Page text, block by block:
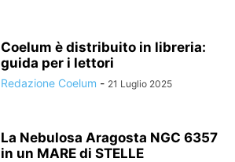
Coelum è distribuito in libreria:
guida per i lettori
Redazione Coelum - 21 Luglio 2025
La Nebulosa Aragosta NGC 6357
in un MARE di STELLE